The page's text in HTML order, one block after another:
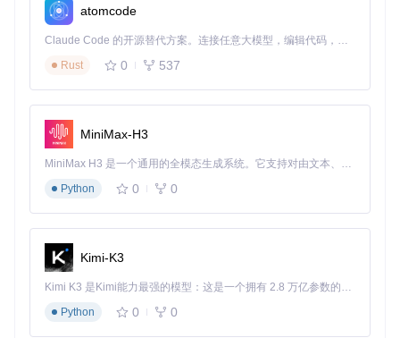
易于部署：只需简单的命令行操作即可完成项目的搭建和启
动。
自动化测试：通过 Nightwatch.js 进行自动化测试，保证了
项目的稳定性和兼容性。
虽然 color-themes 项目已不再维护，但它留下的宝藏仍然值
得我们挖掘和利用。无论是为了个人工作区的美化，还是希望
参与到开源社区中来，这个项目都是一个很好的起点。现在就
atomcode
Claude Code 的开源替代方案。连接任意大模型，编辑代码，运行命令，自动验证 — 全自动执行。用 Rust 构建，极致性能。 ｜ An open-source alternative to Claude Code. Connect any LLM, edit code, run commands, and verify changes — autonomously. Built in Rust for speed. Get Started
Rust
0 537
MiniMax-H3
MiniMax H3 是一个通用的全模态生成系统。它支持对由文本、图像、视频和音频组成的多模态上下文进行统一理解，并能生成分辨率高达 2K、时长可达 15 秒的带原生立体声音频的视频。得益于面向任务泛化的系统设计，H3 在预训练阶段就已具备广泛的多模态上下文理解与生成能力，能够出色地执行复杂的多模态指令。
Python
0 0
Kimi-K3
Kimi K3 是Kimi能力最强的模型：这是一个拥有 2.8 万亿参数的混合专家（MoE）模型，具备原生视觉理解能力，并支持 100 万 token 的上下文窗口。
Python
0 0